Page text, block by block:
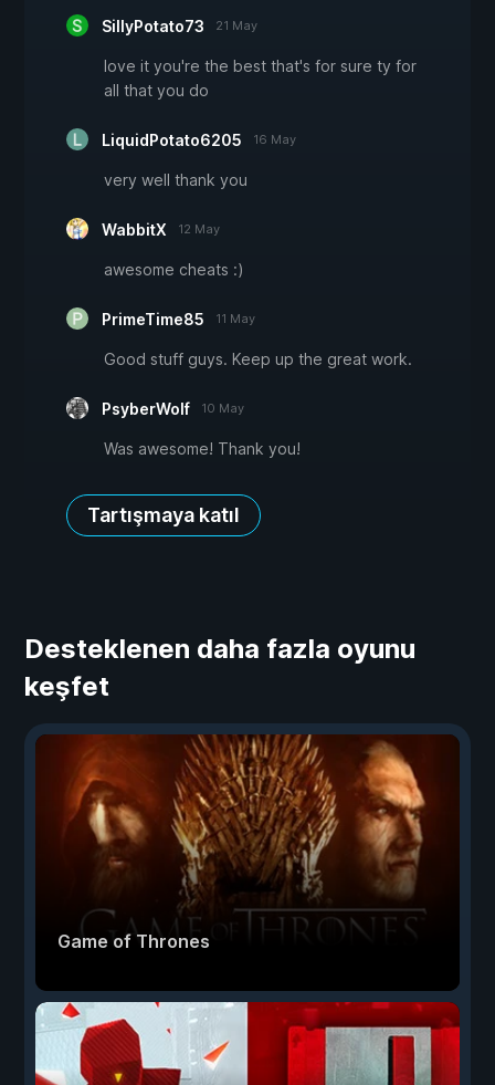
SillyPotato73 21 May
love it you're the best that's for sure ty for
all that you do
LiquidPotato6205 16 May
very well thank you
WabbitX 12 May
awesome cheats :)
PrimeTime85 11 May
Good stuff guys. Keep up the great work.
PsyberWolf 10 May
Was awesome! Thank you!
Tartışmaya katıl
Desteklenen daha fazla oyunu
keşfet
Game of Thrones